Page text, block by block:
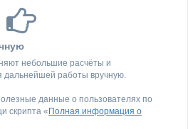
небольшие расчёты и
дальнейшей работы вручную.
данные о пользователях по
скрипта « Полная информация о